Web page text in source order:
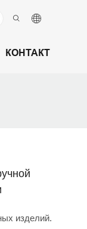
КОНТАКТ
изделий.